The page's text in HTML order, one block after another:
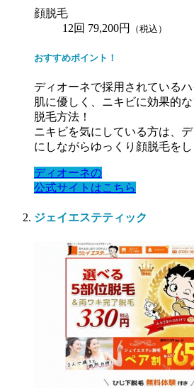
顔脱毛
12回 79,200円
（税込）
おすすめポイント！
ディオーネで採用されているハ
肌に優しく、ニキビに効果的
脱毛方法！
ニキビを気にしている方は、
にしながらゆっくり顔脱毛をし
ディオーネの
公式サイトはこちら
ジェイエステティック